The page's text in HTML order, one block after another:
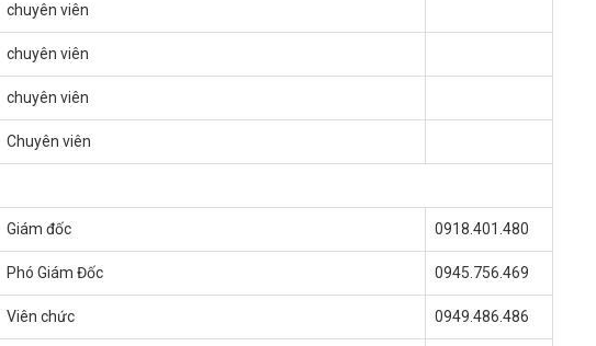
chuyên viên
chuyên viên
chuyên viên
Chuyên viên
Giám đốc 0918.401.480
Phó Giám Đốc 0945.756.469
Viên chức 0949.486.486